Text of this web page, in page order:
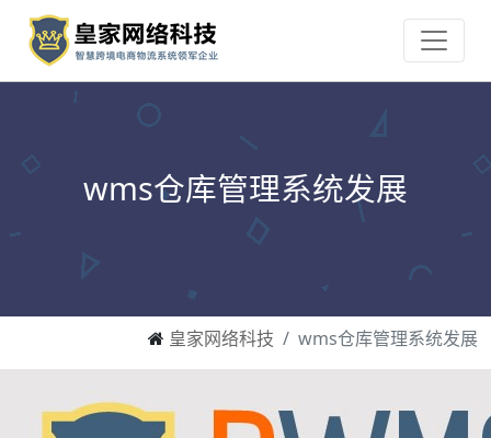
wms仓库管理系统发展
皇家网络科技 wms仓库管理系统发展